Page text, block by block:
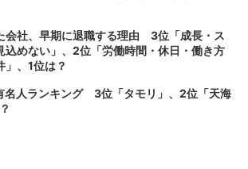
会社、早期に退職する理由 3位「成長・ス
込めない」、2位「労働時間・休日・働き方
」、1位は？
名人ランキング 3位「タモリ」、2位「天海